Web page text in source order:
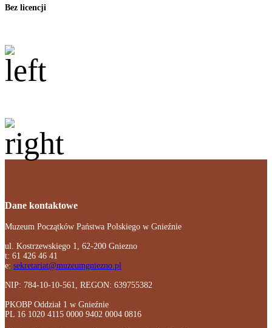
Bez licencji
Dane kontaktowe
Muzeum Początków Państwa Polskiego w Gnieźnie
ul. Kostrzewskiego 1, 62-200 Gniezno
t: 61 426 46 41
e: sekretariat@muzeumgniezno.pl
NIP: 784-10-10-561, REGON: 639755382
PKOBP Oddział 1 w Gnieźnie
PL 16 1020 4115 0000 9402 0004 0816